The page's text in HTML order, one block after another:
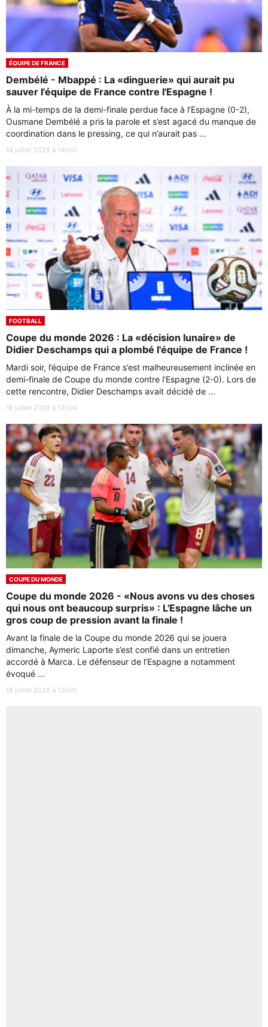
ÉQUIPE DE FRANCE
Dembélé - Mbappé : La «dinguerie» qui aurait pu
sauver l'équipe de France contre l'Espagne !
À la mi-temps de la demi-finale perdue face à l’Espagne (0-2),
Ousmane Dembélé a pris la parole et s’est agacé du manque de
coordination dans le pressing, ce qui n’aurait pas ...
18 juillet 2026 à 14h00
FOOTBALL
Coupe du monde 2026 : La «décision lunaire» de
Didier Deschamps qui a plombé l'équipe de France !
Mardi soir, l’équipe de France s’est malheureusement inclinée en
demi-finale de Coupe du monde contre l’Espagne (2-0). Lors de
cette rencontre, Didier Deschamps avait décidé de ...
18 juillet 2026 à 13h00
COUPE DU MONDE
Coupe du monde 2026 - «Nous avons vu des choses
qui nous ont beaucoup surpris» : L'Espagne lâche un
gros coup de pression avant la finale !
Avant la finale de la Coupe du monde 2026 qui se jouera
dimanche, Aymeric Laporte s’est confié dans un entretien
accordé à Marca. Le défenseur de l’Espagne a notamment
évoqué ...
18 juillet 2026 à 12h00